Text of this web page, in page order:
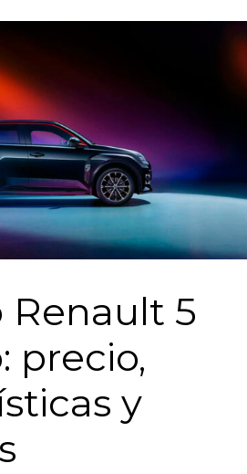
Renault 5
precio,
y